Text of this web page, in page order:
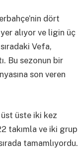
dört
alıyor ve ligin üç
Vefa,
Bu sezonun bir
son veren
üste iki kez
takımla ve iki grup
tamamlıyordu.